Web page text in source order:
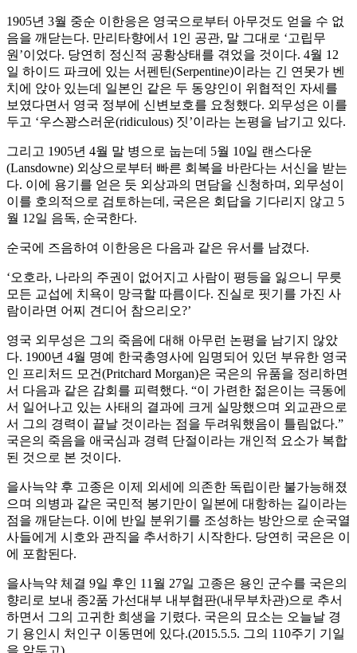
1905년 3월 중순 이한응은 영국으로부터 아무것도 얻을 수 없
음을 깨닫는다. 만리타향에서 1인 공관, 말 그대로 ‘고립무
원’이었다. 당연히 정신적 공황상태를 겪었을 것이다. 4월 12
일 하이드 파크에 있는 서펜틴(Serpentine)이라는 긴 연못가 벤
치에 앉아 있는데 일본인 같은 두 동양인이 위협적인 자세를
보였다면서 영국 정부에 신변보호를 요청했다. 외무성은 이를
두고 ‘우스꽝스러운(ridiculous) 짓’이라는 논평을 남기고 있다.
그리고 1905년 4월 말 병으로 눕는데 5월 10일 랜스다운
(Lansdowne) 외상으로부터 빠른 회복을 바란다는 서신을 받는
다. 이에 용기를 얻은 듯 외상과의 면담을 신청하며, 외무성이
이를 호의적으로 검토하는데, 국은은 회답을 기다리지 않고 5
월 12일 음독, 순국한다.
순국에 즈음하여 이한응은 다음과 같은 유서를 남겼다.
‘오호라, 나라의 주권이 없어지고 사람이 평등을 잃으니 무릇
모든 교섭에 치욕이 망극할 따름이다. 진실로 핏기를 가진 사
람이라면 어찌 견디어 참으리오?’
영국 외무성은 그의 죽음에 대해 아무런 논평을 남기지 않았
다. 1900년 4월 명예 한국총영사에 임명되어 있던 부유한 영국
인 프리처드 모건(Pritchard Morgan)은 국은의 유품을 정리하면
서 다음과 같은 감회를 피력했다. “이 가련한 젊은이는 극동에
서 일어나고 있는 사태의 결과에 크게 실망했으며 외교관으로
서 그의 경력이 끝날 것이라는 점을 두려워했음이 틀림없다.”
국은의 죽음을 애국심과 경력 단절이라는 개인적 요소가 복합
된 것으로 본 것이다.
을사늑약 후 고종은 이제 외세에 의존한 독립이란 불가능해졌
으며 의병과 같은 국민적 봉기만이 일본에 대항하는 길이라는
점을 깨닫는다. 이에 반일 분위기를 조성하는 방안으로 순국열
사들에게 시호와 관직을 추서하기 시작한다. 당연히 국은은 이
에 포함된다.
을사늑약 체결 9일 후인 11월 27일 고종은 용인 군수를 국은의
향리로 보내 종2품 가선대부 내부협판(내무부차관)으로 추서
하면서 그의 고귀한 희생을 기렸다. 국은의 묘소는 오늘날 경
기 용인시 처인구 이동면에 있다.(2015.5.5. 그의 110주기 기일